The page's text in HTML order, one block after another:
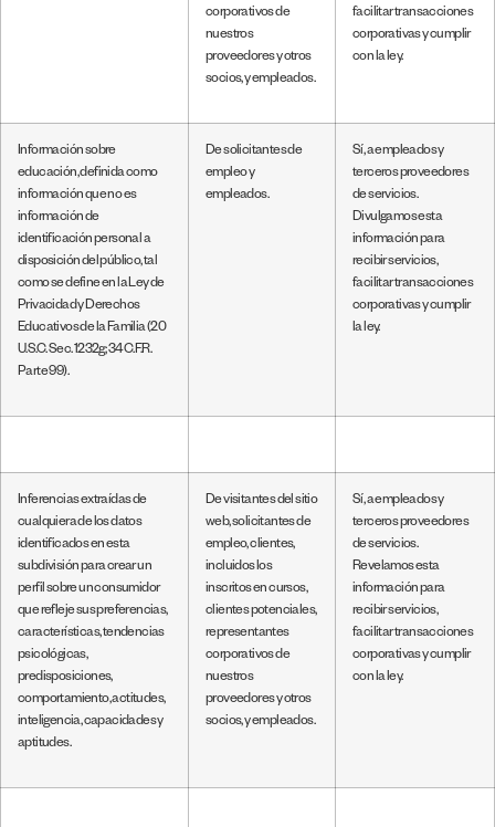
corporativos de
nuestros
proveedores y otros
socios, y empleados.
facilitar transacciones
corporativas y cumplir
con la ley.
Información sobre
educación, definida como
información que no es
información de
identificación personal a
disposición del público, tal
como se define en la Ley de
Privacidad y Derechos
Educativos de la Familia (20
U.S.C. Sec. 1232g; 34 C.F.R.
Parte 99).
De solicitantes de
empleo y
empleados.
Sí, a empleados y
terceros proveedores
de servicios.
Divulgamos esta
información para
recibir servicios,
facilitar transacciones
corporativas y cumplir
la ley.
Inferencias extraídas de
cualquiera de los datos
identificados en esta
subdivisión para crear un
perfil sobre un consumidor
que refleje sus preferencias,
características, tendencias
psicológicas,
predisposiciones,
comportamiento, actitudes,
inteligencia, capacidades y
aptitudes.
De visitantes del sitio
web, solicitantes de
empleo, clientes,
incluidos los
inscritos en cursos,
clientes potenciales,
representantes
corporativos de
nuestros
proveedores y otros
socios, y empleados.
Sí, a empleados y
terceros proveedores
de servicios.
Revelamos esta
información para
recibir servicios,
facilitar transacciones
corporativas y cumplir
con la ley.